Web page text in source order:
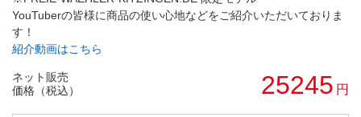
YouTuberの皆様に商品の使い心地などをご紹介いただいておりま
す！
紹介動画はこちら
ネット販売
価格（税込）
25245 円